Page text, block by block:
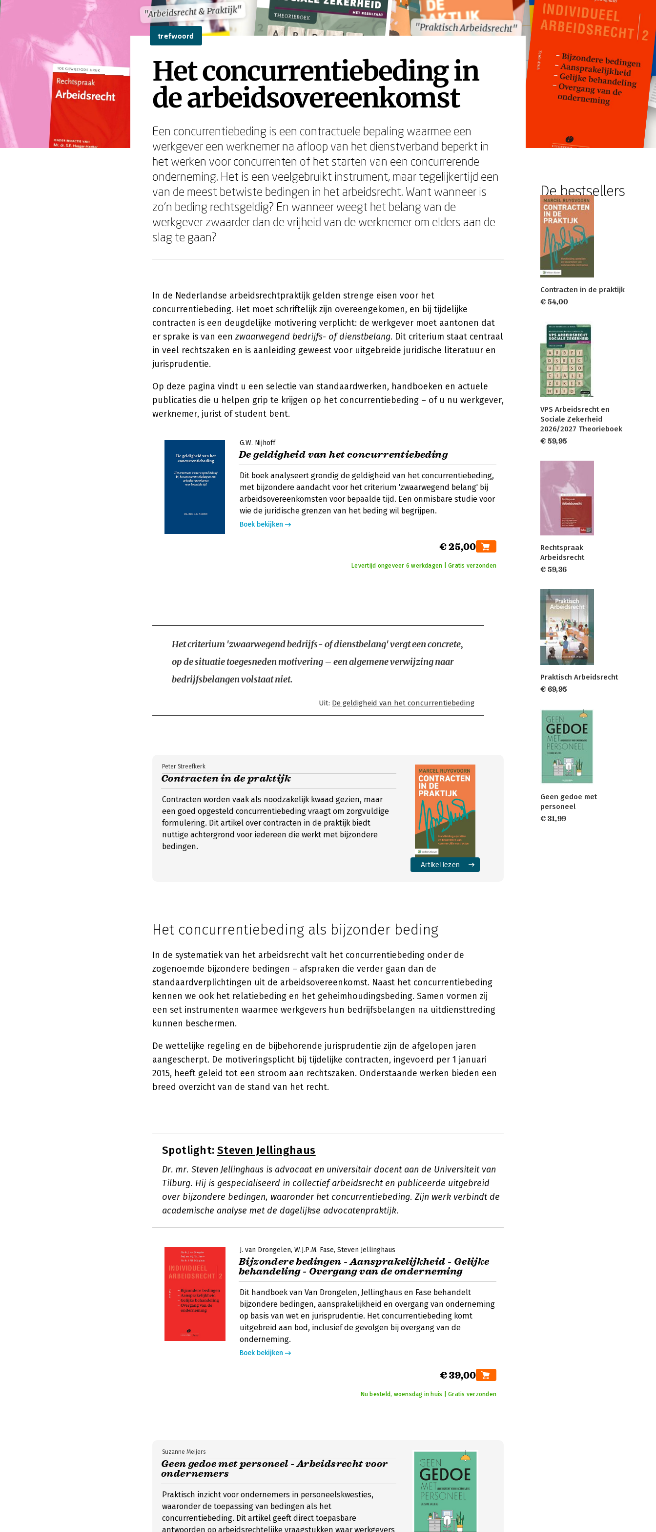
"Arbeidsrecht & Praktijk"
"Praktisch Arbeidsrecht"
"Arbeidsrecht & Praktijk"
"Praktisch Arbeidsrecht"
trefwoord
Het concurrentiebeding in
de arbeidsovereenkomst
Een concurrentiebeding is een contractuele bepaling waarmee een
werkgever een werknemer na afloop van het dienstverband beperkt in
het werken voor concurrenten of het starten van een concurrerende
onderneming. Het is een veelgebruikt instrument, maar tegelijkertijd een
van de meest betwiste bedingen in het arbeidsrecht. Want wanneer is
zo'n beding rechtsgeldig? En wanneer weegt het belang van de
werkgever zwaarder dan de vrijheid van de werknemer om elders aan de
slag te gaan?
In de Nederlandse arbeidsrechtpraktijk gelden strenge eisen voor het
concurrentiebeding. Het moet schriftelijk zijn overeengekomen, en bij tijdelijke
contracten is een deugdelijke motivering verplicht: de werkgever moet aantonen dat
er sprake is van eenzwaarwegend bedrijfs- of dienstbelang. Dit criterium staat centraal
in veel rechtszaken en is aanleiding geweest voor uitgebreide juridische literatuur en
jurisprudentie.
Op deze pagina vindt u een selectie van standaardwerken, handboeken en actuele
publicaties die u helpen grip te krijgen op het concurrentiebeding – of u nu werkgever,
werknemer, jurist of student bent.
G.W. Nijhoff
De geldigheid van het concurrentiebeding
Dit boek analyseert grondig de geldigheid van het concurrentiebeding,
met bijzondere aandacht voor het criterium 'zwaarwegend belang' bij
arbeidsovereenkomsten voor bepaalde tijd. Een onmisbare studie voor
wie de juridische grenzen van het beding wil begrijpen.
Boek bekijken
€ 25,00
Levertijd ongeveer 6 werkdagen | Gratis verzonden
Het criterium 'zwaarwegend bedrijfs- of dienstbelang' vergt een concrete,
op de situatie toegesneden motivering – een algemene verwijzing naar
bedrijfsbelangen volstaat niet.
Uit: De geldigheid van het concurrentiebeding
Contracten in de praktijk
Peter Streefkerk
Contracten worden vaak als noodzakelijk kwaad gezien, maar
een goed opgesteld concurrentiebeding vraagt om zorgvuldige
formulering. Dit artikel over contracten in de praktijk biedt
nuttige achtergrond voor iedereen die werkt met bijzondere
bedingen.
Artikel lezen
Het concurrentiebeding als bijzonder beding
In de systematiek van het arbeidsrecht valt het concurrentiebeding onder de
zogenoemde bijzondere bedingen – afspraken die verder gaan dan de
standaardverplichtingen uit de arbeidsovereenkomst. Naast het concurrentiebeding
kennen we ook het relatiebeding en het geheimhoudingsbeding. Samen vormen zij
een set instrumenten waarmee werkgevers hun bedrijfsbelangen na uitdiensttreding
kunnen beschermen.
De wettelijke regeling en de bijbehorende jurisprudentie zijn de afgelopen jaren
aangescherpt. De motiveringsplicht bij tijdelijke contracten, ingevoerd per 1 januari
2015, heeft geleid tot een stroom aan rechtszaken. Onderstaande werken bieden een
breed overzicht van de stand van het recht.
Spotlight: Steven Jellinghaus
Dr. mr. Steven Jellinghaus is advocaat en universitair docent aan de Universiteit van
Tilburg. Hij is gespecialiseerd in collectief arbeidsrecht en publiceerde uitgebreid
over bijzondere bedingen, waaronder het concurrentiebeding. Zijn werk verbindt de
academische analyse met de dagelijkse advocatenpraktijk.
J. van Drongelen W.J.P.M. Fase Steven Jellinghaus
Bijzondere bedingen - Aansprakelijkheid - Gelijke
behandeling - Overgang van de onderneming
Dit handboek van Van Drongelen, Jellinghaus en Fase behandelt
bijzondere bedingen, aansprakelijkheid en overgang van onderneming
op basis van wet en jurisprudentie. Het concurrentiebeding komt
uitgebreid aan bod, inclusief de gevolgen bij overgang van de
onderneming.
Boek bekijken
€ 39,00
Nu besteld, woensdag in huis | Gratis verzonden
Geen gedoe met personeel - Arbeidsrecht voor
ondernemers
Suzanne Meijers
Praktisch inzicht voor ondernemers in personeelskwesties,
waaronder de toepassing van bedingen als het
concurrentiebeding. Dit artikel geeft direct toepasbare
antwoorden op arbeidsrechtelijke vraagstukken waar werkgevers
De bestsellers
Contracten in de praktijk
€ 54,00
VPS Arbeidsrecht en
Sociale Zekerheid
2026/2027 Theorieboek
€ 59,95
Rechtspraak
Arbeidsrecht
€ 59,36
Praktisch Arbeidsrecht
€ 69,95
Geen gedoe met
personeel
€ 31,99